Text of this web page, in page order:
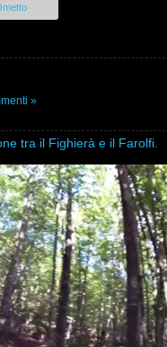
»
tra il Fighierà e il Farolfi.